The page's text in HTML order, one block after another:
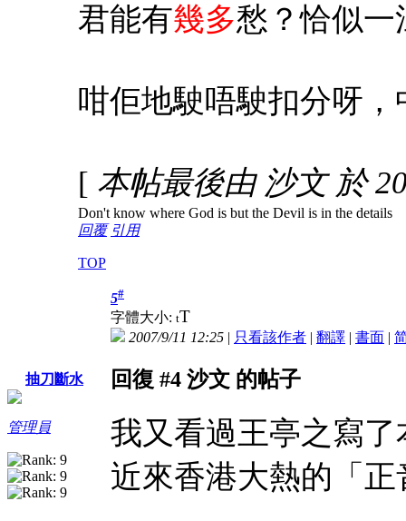
君能有幾多愁？恰似
咁佢地駛唔駛扣分呀，
[ 本帖最後由 沙文 於
Don't know where God is but the Devil is in the details
回覆 引用
TOP
抽刀斷水
管理員
5#
字體大小: tT
2007/9/11 12:25 | 只看該作者 | 翻譯 | 書面 |
回復 #4 沙文 的帖子
我又看過王亭之寫
近來香港大熱的「